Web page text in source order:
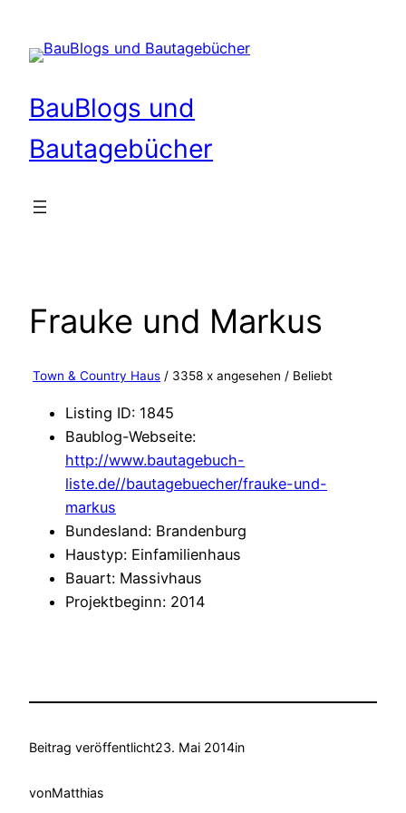
Inhalt
springen
BauBlogs und
Bautagebücher
Frauke und Markus
Town & Country Haus / 3358 x angesehen / Beliebt
Listing ID: 1845
Baublog-Webseite:
http://www.bautagebuch-
liste.de//bautagebuecher/frauke-und-
markus
Bundesland: Brandenburg
Haustyp: Einfamilienhaus
Bauart: Massivhaus
Projektbeginn: 2014
Beitrag veröffentlicht23. Mai 2014in
vonMatthias